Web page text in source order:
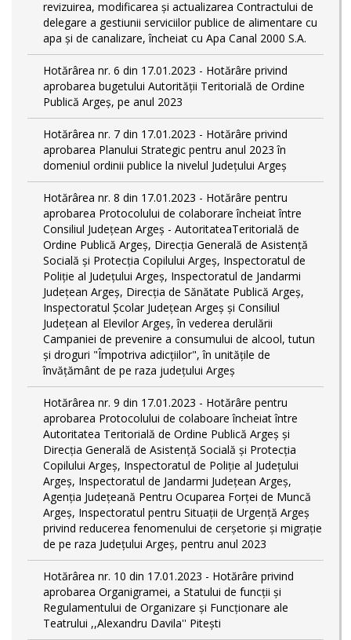
revizuirea, modificarea și actualizarea Contractului de
delegare a gestiunii serviciilor publice de alimentare cu
apa și de canalizare, încheiat cu Apa Canal 2000 S.A.
Hotărârea nr. 6 din 17.01.2023 - Hotărâre privind
aprobarea bugetului Autorității Teritorială de Ordine
Publică Argeș, pe anul 2023
Hotărârea nr. 7 din 17.01.2023 - Hotărâre privind
aprobarea Planului Strategic pentru anul 2023 în
domeniul ordinii publice la nivelul Judeţului Argeş
Hotărârea nr. 8 din 17.01.2023 - Hotărâre pentru
aprobarea Protocolului de colaborare încheiat între
Consiliul Județean Argeș - AutoritateaTeritorială de
Ordine Publică Argeş, Direcţia Generală de Asistenţă
Socială şi Protecţia Copilului Argeş, Inspectoratul de
Poliţie al Judeţului Argeş, Inspectoratul de Jandarmi
Judeţean Argeş, Direcția de Sănătate Publică Argeș,
Inspectoratul Școlar Județean Argeș și Consiliul
Județean al Elevilor Argeș, în vederea derulării
Campaniei de prevenire a consumului de alcool, tutun
și droguri "Împotriva adicțiilor", în unitățile de
învățământ de pe raza județului Argeș
Hotărârea nr. 9 din 17.01.2023 - Hotărâre pentru
aprobarea Protocolului de colaboare încheiat între
Autoritatea Teritorială de Ordine Publică Argeş şi
Direcţia Generală de Asistenţă Socială şi Protecţia
Copilului Argeş, Inspectoratul de Poliţie al Judeţului
Argeş, Inspectoratul de Jandarmi Judeţean Argeş,
Agenţia Judeţeană Pentru Ocuparea Forţei de Muncă
Argeş, Inspectoratul pentru Situații de Urgență Argeş
privind reducerea fenomenului de cerşetorie şi migraţie
de pe raza Judeţului Argeş, pentru anul 2023
Hotărârea nr. 10 din 17.01.2023 - Hotărâre privind
aprobarea Organigramei, a Statului de funcţii și
Regulamentului de Organizare și Funcționare ale
Teatrului ,,Alexandru Davila'' Pitești